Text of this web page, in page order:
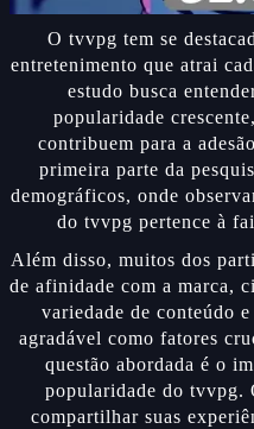
O tvvpg tem se
entretenimento que atrai
estudo busca
popularidade
contribuem para a
primeira parte da
demográficos, onde
do tvvpg pertence à
Além disso, muitos dos
de afinidade com a marca,
variedade de conteúdo
agradável como fatores
questão abordada é o
popularidade do tvvpg.
compartilhar suas